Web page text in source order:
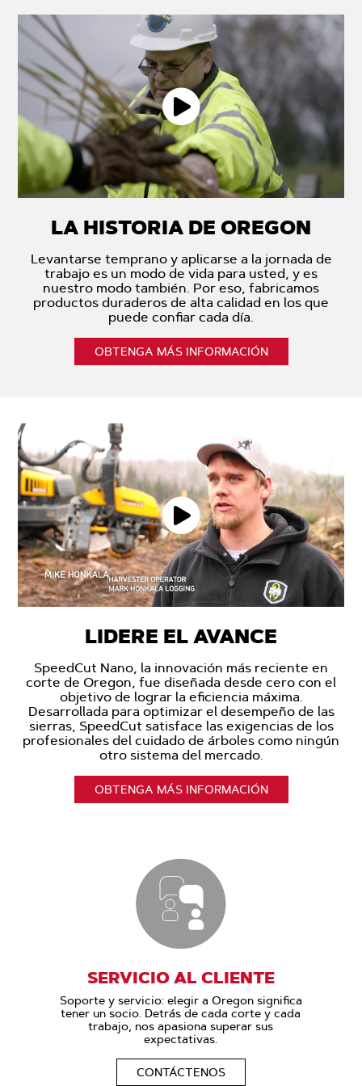
LA HISTORIA DE OREGON
Levantarse temprano y aplicarse a la jornada de
trabajo es un modo de vida para usted, y es
nuestro modo también. Por eso, fabricamos
productos duraderos de alta calidad en los que
puede confiar cada día.
OBTENGA MÁS INFORMACIÓN
LIDERE EL AVANCE
SpeedCut Nano, la innovación más reciente en
corte de Oregon, fue diseñada desde cero con el
objetivo de lograr la eficiencia máxima.
Desarrollada para optimizar el desempeño de las
sierras, SpeedCut satisface las exigencias de los
profesionales del cuidado de árboles como ningún
otro sistema del mercado.
OBTENGA MÁS INFORMACIÓN
SERVICIO AL CLIENTE
Soporte y servicio: elegir a Oregon significa
tener un socio. Detrás de cada corte y cada
trabajo, nos apasiona superar sus
expectativas.
CONTÁCTENOS